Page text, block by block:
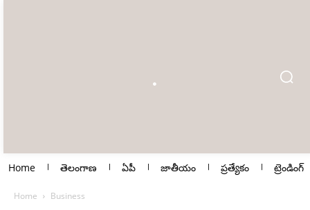
Home తెలంగాణ ఏపీ జాతీయం ప్రత్యేకం ట్రెండింగ్
Home Business